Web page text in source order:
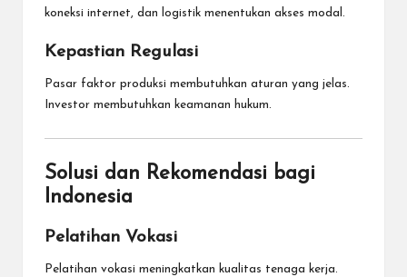
koneksi internet, dan logistik menentukan akses modal.
Kepastian Regulasi
Pasar faktor produksi membutuhkan aturan yang jelas.
Investor membutuhkan keamanan hukum.
Solusi dan Rekomendasi bagi
Indonesia
Pelatihan Vokasi
Pelatihan vokasi meningkatkan kualitas tenaga kerja.